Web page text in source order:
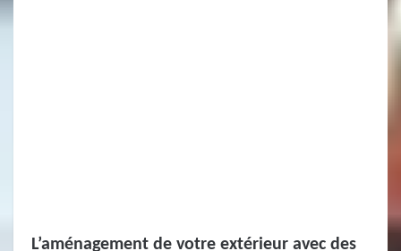
L’aménagement de votre extérieur avec des